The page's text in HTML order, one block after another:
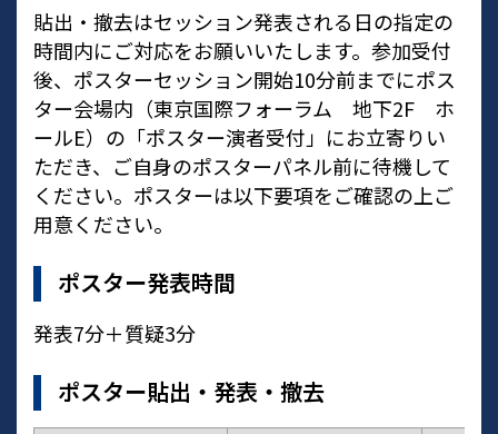
貼出・撤去はセッション発表される日の指定の
時間内にご対応をお願いいたします。参加受付
後、ポスターセッション開始10分前までにポス
ター会場内（東京国際フォーラム 地下2F ホ
ールE）の「ポスター演者受付」にお立寄りい
ただき、ご自身のポスターパネル前に待機して
ください。ポスターは以下要項をご確認の上ご
用意ください。
ポスター発表時間
発表7分＋質疑3分
ポスター貼出・発表・撤去